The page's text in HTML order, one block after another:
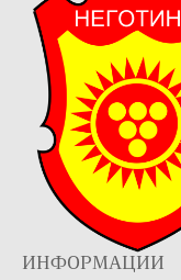
ИНФОРМАЦИИ